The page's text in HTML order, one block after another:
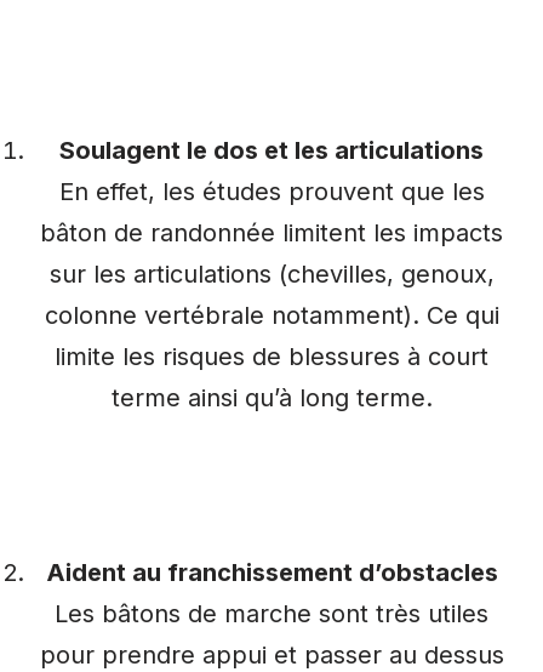
Soulagent le dos et les articulations
En effet, les études prouvent que les
bâton de randonnée limitent les impacts
sur les articulations (chevilles, genoux,
colonne vertébrale notamment). Ce qui
limite les risques de blessures à court
terme ainsi qu’à long terme.
Aident au franchissement d’obstacles
Les bâtons de marche sont très utiles
pour prendre appui et passer au dessus